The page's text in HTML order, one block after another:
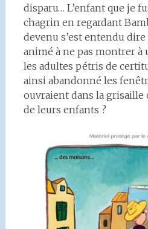
disparu… L’enfant que je
chagrin en regardant
devenu s’est entendu dire
animé à ne pas montrer à
les adultes pétris de
ainsi abandonné les
ouvraient dans la grisaille
de leurs enfants ?